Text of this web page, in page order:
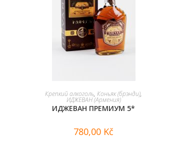
В КОРЗИНУ
Крепкий алкоголь,Коньяк (брэнди),
ИДЖЕВАН (Армения)
ИДЖЕВАН ПРЕМИУМ 5*
780,00 Kč